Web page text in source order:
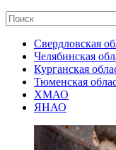
Свердловская
Челябинская
Курганская
Тюменская
ХМАО
ЯНАО